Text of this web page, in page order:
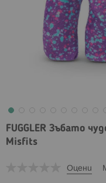
FUGGLER Зъбато
Misfits
Оцени